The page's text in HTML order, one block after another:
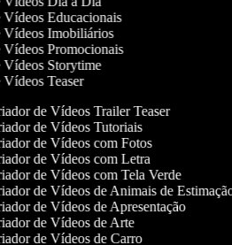
Vídeos Educacionais
Vídeos Imobiliários
Vídeos Promocionais
Vídeos Storytime
Vídeos Teaser
de Vídeos Trailer Teaser
de Vídeos Tutoriais
de Vídeos com Fotos
de Vídeos com Letra
de Vídeos com Tela Verde
de Vídeos de Animais de Estimação
de Vídeos de Apresentação
de Vídeos de Arte
de Vídeos de Carro